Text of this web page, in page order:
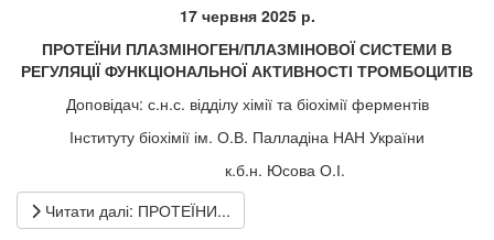
17 червня 2025 р.
ПРОТЕЇНИ ПЛАЗМІНОГЕН/ПЛАЗМІНОВОЇ СИСТЕМИ В
РЕГУЛЯЦІЇ ФУНКЦІОНАЛЬНОЇ АКТИВНОСТІ ТРОМБОЦИТІВ
Доповідач: с.н.с. відділу хімії та біохімії ферментів
Інституту біохімії ім. О.В. Палладіна НАН України
к.б.н. Юсова О.І.
Читати далі: ПРОТЕЇНИ...